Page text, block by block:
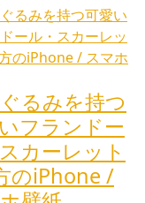
るみを持つ
フランドー
カーレット
のiPhone /